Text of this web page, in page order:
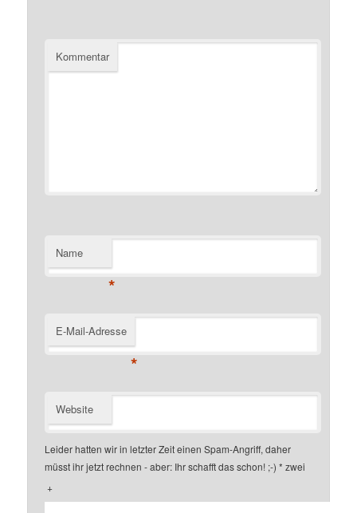
Kommentar
Name
*
E-Mail-Adresse
*
Website
Leider hatten wir in letzter Zeit einen Spam-Angriff, daher
müsst ihr jetzt rechnen - aber: Ihr schafft das schon! ;-) * zwei
+